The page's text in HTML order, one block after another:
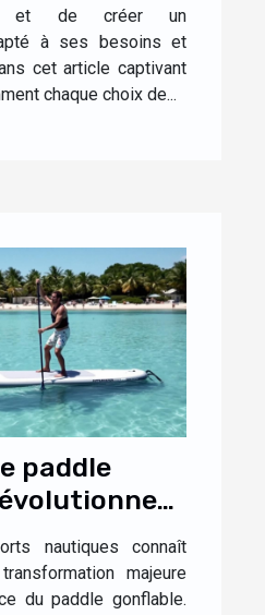
et de créer un
à ses besoins et
cet article captivant
chaque choix de...
paddle
nautiques
nautiques connaît
majeure
du paddle gonflable.